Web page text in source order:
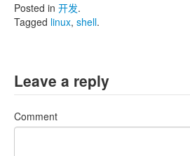
Posted in 开发.
Tagged linux, shell.
Leave a reply
Comment